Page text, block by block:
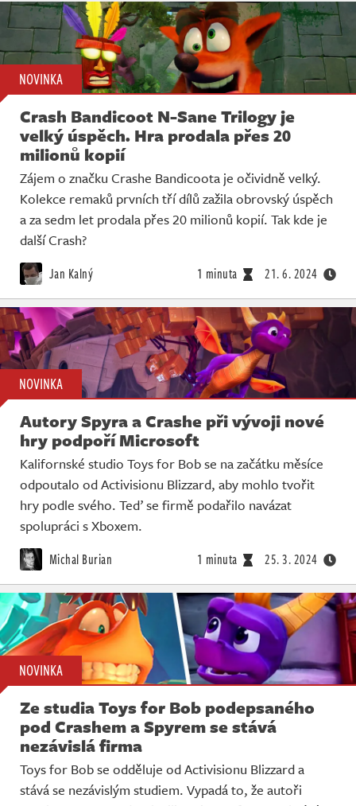
NOVINKA
Crash Bandicoot N-Sane Trilogy je
velký úspěch. Hra prodala přes 20
milionů kopií
Zájem o značku Crashe Bandicoota je očividně velký.
Kolekce remaků prvních tří dílů zažila obrovský úspěch
a za sedm let prodala přes 20 milionů kopií. Tak kde je
další Crash?
Jan Kalný 1 minuta 21. 6. 2024
NOVINKA
Autory Spyra a Crashe při vývoji nové
hry podpoří Microsoft
Kalifornské studio Toys for Bob se na začátku měsíce
odpoutalo od Activisionu Blizzard, aby mohlo tvořit
hry podle svého. Teď se firmě podařilo navázat
spolupráci s Xboxem.
Michal Burian 1 minuta 25. 3. 2024
NOVINKA
Ze studia Toys for Bob podepsaného
pod Crashem a Spyrem se stává
nezávislá firma
Toys for Bob se odděluje od Activisionu Blizzard a
stává se nezávislým studiem. Vypadá to, že autoři